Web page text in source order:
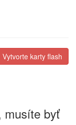
Vytvorte karty flash
musíte byť